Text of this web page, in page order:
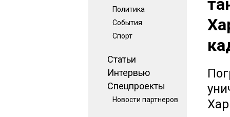
Политика
События
Спорт
Статьи
Интервью
Спецпроекты
Новости партнеров